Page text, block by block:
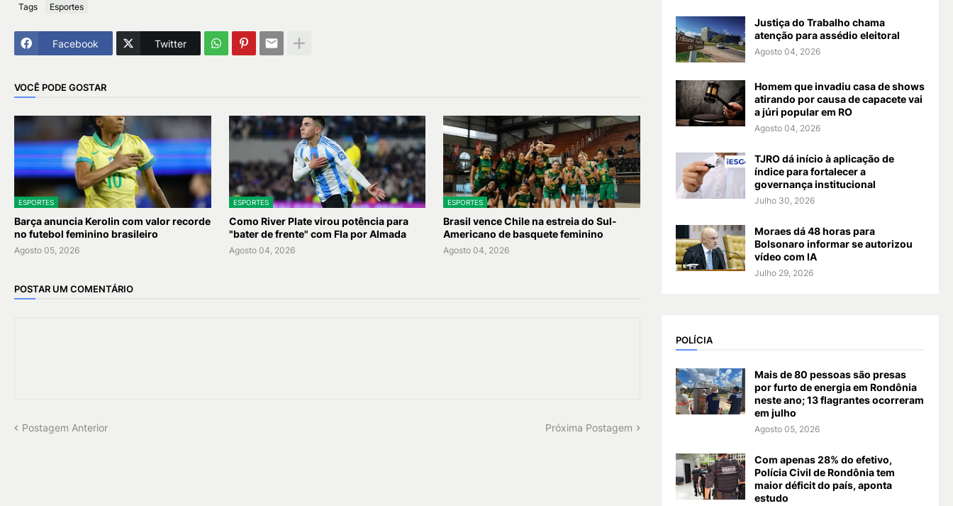
Tags Esportes
Facebook Twitter
VOCÊ PODE GOSTAR
ESPORTES
Barça anuncia Kerolin com valor recorde
no futebol feminino brasileiro
Agosto 05, 2026
ESPORTES
Como River Plate virou potência para
"bater de frente" com Fla por Almada
Agosto 04, 2026
ESPORTES
Brasil vence Chile na estreia do Sul-
Americano de basquete feminino
Agosto 04, 2026
POSTAR UM COMENTÁRIO
Postagem Anterior Próxima Postagem
Justiça do Trabalho chama
atenção para assédio eleitoral
Agosto 04, 2026
Homem que invadiu casa de shows
atirando por causa de capacete vai
a júri popular em RO
Agosto 04, 2026
TJRO dá início à aplicação de
índice para fortalecer a
governança institucional
Julho 30, 2026
Moraes dá 48 horas para
Bolsonaro informar se autorizou
vídeo com IA
Julho 29, 2026
POLÍCIA
Mais de 80 pessoas são presas
por furto de energia em Rondônia
neste ano; 13 flagrantes ocorreram
em julho
Agosto 05, 2026
Com apenas 28% do efetivo,
Polícia Civil de Rondônia tem
maior déficit do país, aponta
estudo